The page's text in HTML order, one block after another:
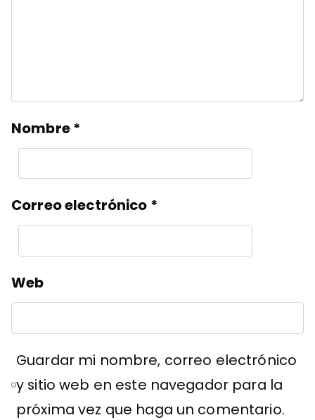
Nombre*
Correo electrónico *
Web
Guardar mi nombre, correo electrónico
y sitio web en este navegador para la
próxima vez que haga un comentario.